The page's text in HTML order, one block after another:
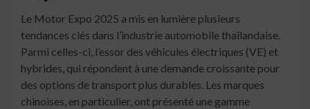
Le Motor Expo 2025 a mis en lumière plusieurs
tendances clés dans l’industrie automobile thaïlandaise.
Parmi celles-ci, l’essor des véhicules électriques (VE) et
hybrides, qui répondent à une demande croissante pour
des options de transport plus durables. Les marques
chinoises, en particulier, ont présenté une gamme